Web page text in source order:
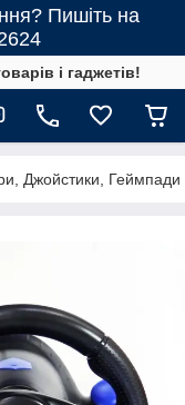
Пишіть на
і гаджетів!
Джойстики, Геймпади